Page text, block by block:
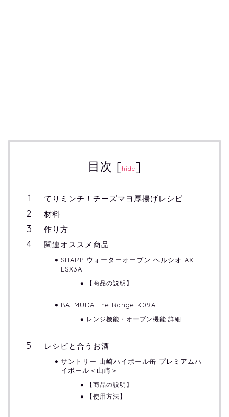
目次 [hide]
てりミンチ！チーズマヨ厚揚げレシピ
材料
作り方
関連オススメ商品
SHARP ウォーターオーブン ヘルシオ AX-
LSX3A
【商品の説明】
BALMUDA The Range K09A
レンジ機能・オーブン機能 詳細
レシピと合うお酒
サントリー 山崎ハイボール缶 プレミアムハ
イボール＜山崎＞
【商品の説明】
【使用方法】